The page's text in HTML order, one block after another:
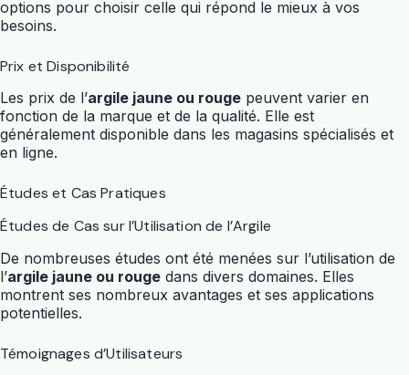
options pour choisir celle qui répond le mieux à vos
besoins.
Prix et Disponibilité
Les prix de l’argile jaune ou rouge peuvent varier en
fonction de la marque et de la qualité. Elle est
généralement disponible dans les magasins spécialisés et
en ligne.
Études et Cas Pratiques
Études de Cas sur l’Utilisation de l’Argile
De nombreuses études ont été menées sur l’utilisation de
l’argile jaune ou rouge dans divers domaines. Elles
montrent ses nombreux avantages et ses applications
potentielles.
Témoignages d’Utilisateurs